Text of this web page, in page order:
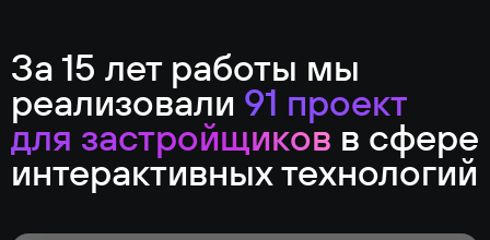
За 15 лет работы мы
реализовали 91 проект
для застройщиков в сфере
интерактивных технологий